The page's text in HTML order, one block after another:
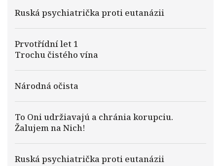
Ruská psychiatrička proti eutanázii
Prvotřídní let 1
Trochu čistého vína
Národná očista
To Oni udržiavajú a chránia korupciu.
Žalujem na Nich!
Ruská psychiatrička proti eutanázii